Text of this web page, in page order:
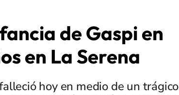
de Gaspi en
en La Serena
hoy en medio de un trágico